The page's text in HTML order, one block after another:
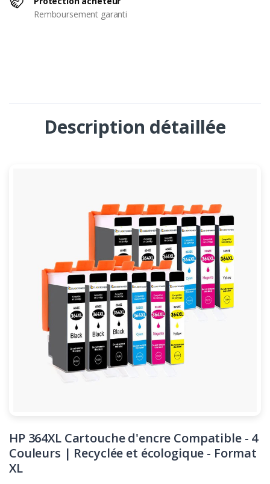
Remboursement garanti
Description détaillée
HP 364XL Cartouche d'encre Compatible - 4
Couleurs | Recyclée et écologique - Format
XL